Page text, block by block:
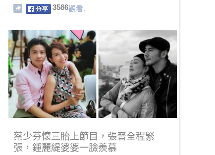
3586觀看.
蔡少芬懷三胎上節目，張晉全程緊
張，鍾麗緹婆婆一臉羨慕